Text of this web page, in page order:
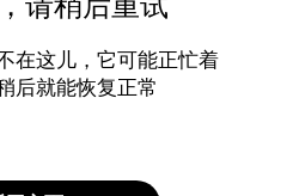
在这儿，它可能正忙着
后就能恢复正常